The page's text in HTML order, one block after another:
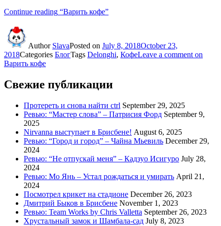
Continue reading “Варить кофе”
Author SlavaPosted on July 8, 2018October 23,
2018Categories БлогTags Delonghi, КофеLeave a comment on
Варить кофе
Свежие публикации
Протереть и снова найти ctrl September 29, 2025
Ревью: “Мастер слова” – Патрисия Форд September 9,
2025
Nirvanna выступает в Брисбене! August 6, 2025
Ревью: “Город и город” – Чайна Мьевиль December 29,
2024
Ревью: “Не отпускай меня” – Кадзуо Исигуро July 28,
2024
Ревью: Мо Янь – Устал рождаться и умирать April 21,
2024
Посмотрел крикет на стадионе December 26, 2023
Дмитрий Быков в Брисбене November 1, 2023
Ревью: Team Works by Chris Valletta September 26, 2023
Хрустальный замок и Шамбала-сад July 8, 2023